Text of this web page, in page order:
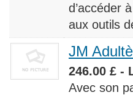
d’accéder
aux outils
JM
246.00 £ -
Avec son